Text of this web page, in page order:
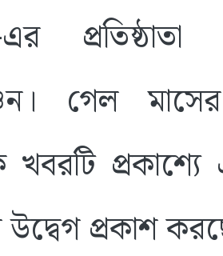
এর প্রতিষ্ঠাতা
গেল
খবরটি
উদ্বেগ প্রকাশ